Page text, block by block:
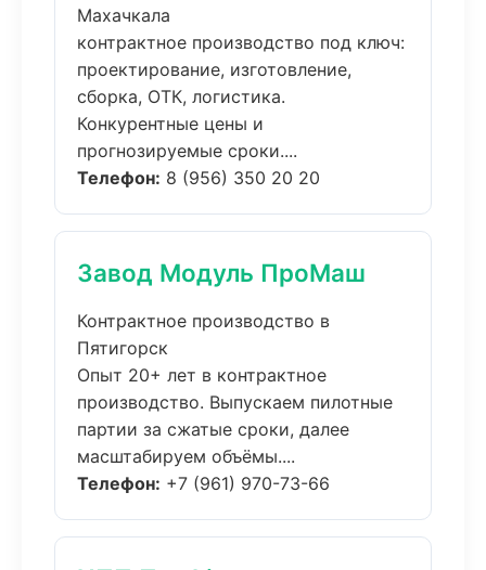
Махачкала
контрактное производство под ключ:
проектирование, изготовление,
сборка, ОТК, логистика.
Конкурентные цены и
прогнозируемые сроки....
Телефон: 8 (956) 350 20 20
Завод Модуль ПроМаш
Контрактное производство в
Пятигорск
Опыт 20+ лет в контрактное
производство. Выпускаем пилотные
партии за сжатые сроки, далее
масштабируем объёмы....
Телефон: +7 (961) 970-73-66